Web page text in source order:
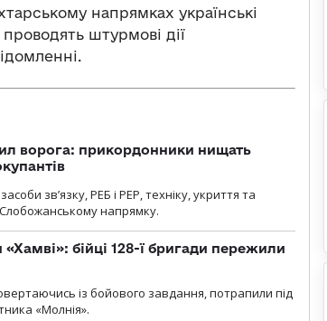
напрямках українські
штурмові дії
ворога: прикордонники нищать
зв’язку, РЕБ і РЕР, техніку, укриття та
напрямку.
бійці 128-ї бригади пережили
із бойового завдання, потрапили під
«Молнія».